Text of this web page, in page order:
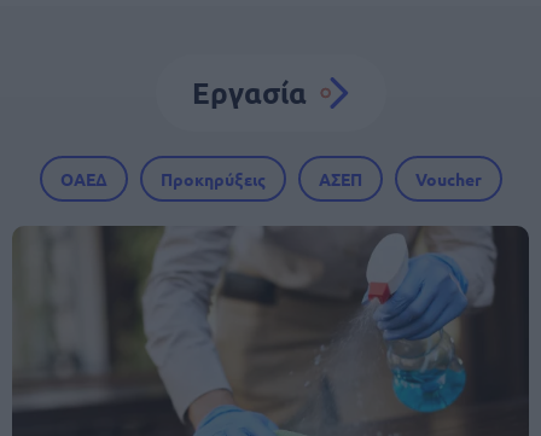
Εργασία
ΟΑΕΔ Προκηρύξεις ΑΣΕΠ Voucher